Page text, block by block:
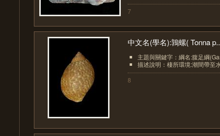
7
中文名(學名):鶉螺( Tonna
主題與關鍵字：綱名:腹足綱
描述說明：棲所環境:潮間帶至
8